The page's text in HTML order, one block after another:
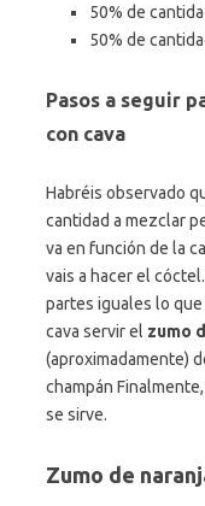
50% de
50% de
Pasos a seguir
con cava
Habréis observado
cantidad a mezclar
va en función de la
vais a hacer el
partes iguales lo
cava servir el zumo
(aproximadamente)
champán
se sirve.
Zumo de